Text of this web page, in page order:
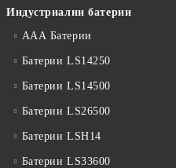
Индустриални батерии
ААА Батерии
Батерии LS14250
Батерии LS14500
Батерии LS26500
Батерии LSH14
Батерии LS33600